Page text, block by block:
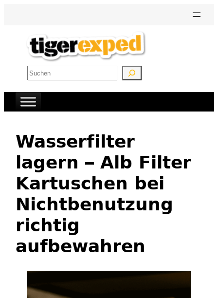
Suchen
Wasserfilter
lagern – Alb Filter
Kartuschen bei
Nichtbenutzung
richtig
aufbewahren